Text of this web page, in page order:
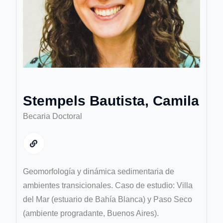
Stempels Bautista, Camila
Becaria Doctoral
Geomorfología y dinámica sedimentaria de
ambientes transicionales. Caso de estudio: Villa
del Mar (estuario de Bahía Blanca) y Paso Seco
(ambiente progradante, Buenos Aires).